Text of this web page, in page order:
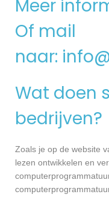
Meer
Of mail
naar:
Wat doen
bedrijven?
Zoals je op de website
lezen ontwikkelen en